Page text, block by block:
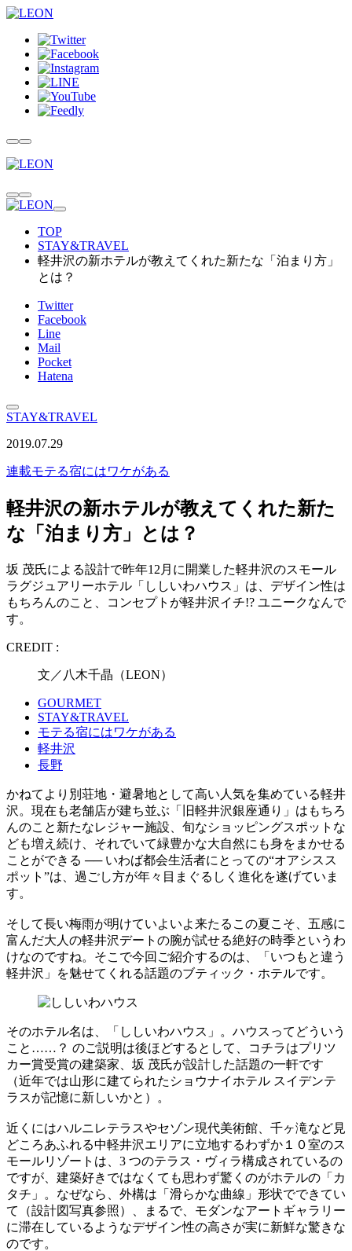
TOP
STAY&TRAVEL
軽井沢の新ホテルが教えてくれた新たな「泊まり方」
とは？
Twitter
Facebook
Line
Mail
Pocket
Hatena
STAY&TRAVEL
2019.07.29
連載モテる宿にはワケがある
軽井沢の新ホテルが教えてくれた新た
な「泊まり方」とは？
坂 茂氏による設計で昨年12月に開業した軽井沢のスモール
ラグジュアリーホテル「ししいわハウス」は、デザイン性は
もちろんのこと、コンセプトが軽井沢イチ!? ユニークなんで
す。
CREDIT :
文／八木千晶（LEON）
GOURMET
STAY&TRAVEL
モテる宿にはワケがある
軽井沢
長野
かねてより別荘地・避暑地として高い人気を集めている軽井
沢。現在も老舗店が建ち並ぶ「旧軽井沢銀座通り」はもちろ
んのこと新たなレジャー施設、旬なショッピングスポットな
ども増え続け、それでいて緑豊かな大自然にも身をまかせる
ことができる ── いわば都会生活者にとっての“オアシスス
ポット”は、過ごし方が年々目まぐるしく進化を遂げていま
す。
そして長い梅雨が明けていよいよ来たるこの夏こそ、五感に
富んだ大人の軽井沢デートの腕が試せる絶好の時季というわ
けなのですね。そこで今回ご紹介するのは、「いつもと違う
軽井沢」を魅せてくれる話題のブティック・ホテルです。
そのホテル名は、「ししいわハウス」。ハウスってどういう
こと……？ のご説明は後ほどするとして、コチラはプリツ
カー賞受賞の建築家、坂 茂氏が設計した話題の一軒です
（近年では山形に建てられたショウナイホテル スイデンテ
ラスが記憶に新しいかと）。
近くにはハルニレテラスやセゾン現代美術館、千ヶ滝など見
どころあふれる中軽井沢エリアに立地するわずか１０室のス
モールリゾートは、3 つのテラス・ヴィラ構成されているの
ですが、建築好きではなくても思わず驚くのがホテルの「カ
タチ」。なぜなら、外構は「滑らかな曲線」形状でできてい
て（設計図写真参照）、まるで、モダンなアートギャラリー
に滞在しているようなデザイン性の高さが実に新鮮な驚きな
のです。